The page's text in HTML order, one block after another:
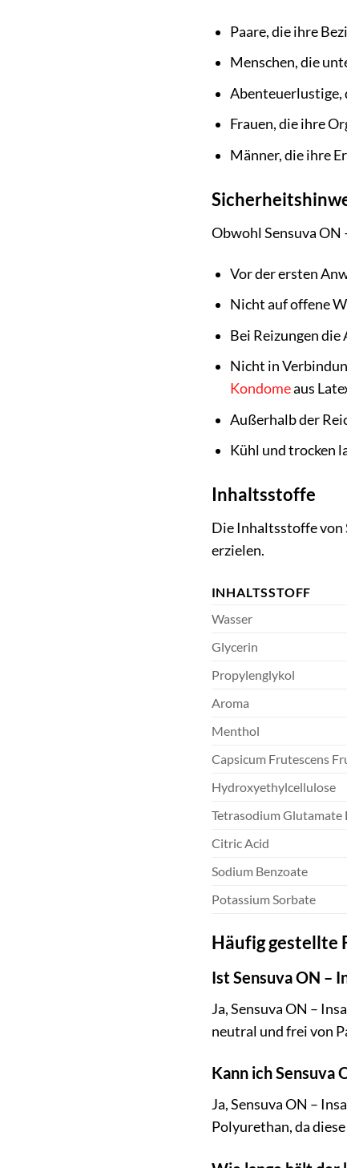
Paare, die ihre
Menschen, die
Abenteuerlustige,
Frauen, die ihre
Männer, die ihre
Obwohl Sensuva ON
Vor der ersten
Nicht auf offene
Bei Reizungen
Nicht in
Kondomeaus
Außerhalb der
Kühl und trocken
Inhaltsstoffe
Die Inhaltsstoffe von
erzielen.
INHALTSSTOFF
Wasser
Glycerin
Propylenglykol
Aroma
Menthol
Capsicum Frutescens
Hydroxyethylcellulose
Tetrasodium Glutamate
Citric Acid
Sodium Benzoate
Potassium Sorbate
Häufig gestellte
Ist Sensuva ON –
Ja, Sensuva ON –
neutral und frei von
Kann ich Sensuva
Ja, Sensuva ON –
Polyurethan, da